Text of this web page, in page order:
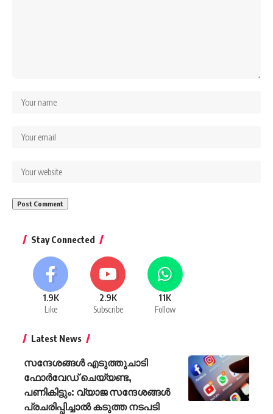
Stay Connected
1.9K
Like
2.9K
Subscribe
11K
Follow
Latest News
സന്ദേശങ്ങൾ എടുത്തുചാടി
ഫോർവേഡ് ചെയ്യണ്ട,
പണികിട്ടും: വ്യാജ സന്ദേശങ്ങൾ
പ്രചരിപ്പിച്ചാൽ കടുത്ത നടപടി